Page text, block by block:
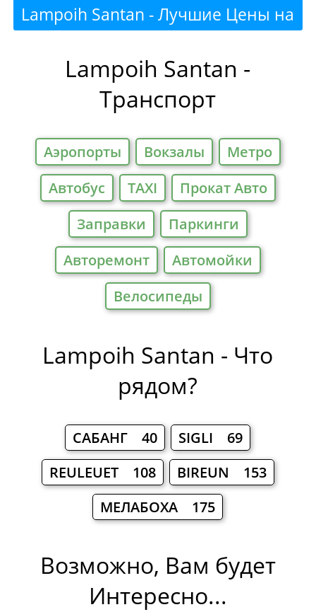
Lampoih Santan - Лучшие Цены на
Lampoih Santan -
Транспорт
Аэропорты Вокзалы
Метро
Автобус
TAXI
Прокат Авто
Заправки
Паркинги
Авторемонт
Автомойки
Велосипеды
Lampoih Santan - Что
рядом?
САБАНГ 40
SIGLI 69
REULEUET 108
BIREUN 153
МЕЛАБОХА 175
Возможно, Вам будет
Интересно...